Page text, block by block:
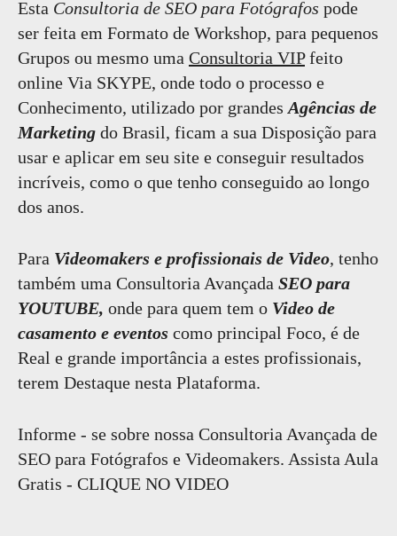
Esta Consultoria de SEO para Fotógrafos pode
ser feita em Formato de Workshop, para pequenos
Grupos ou mesmo uma Consultoria VIPfeito
online Via SKYPE, onde todo o processo e
Conhecimento, utilizado por grandes Agências de
Marketing do Brasil, ficam a sua Disposição para
usar e aplicar em seu site e conseguir resultados
incríveis, como o que tenho conseguido ao longo
dos anos.
Para Videomakers e profissionais de Video, tenho
também uma Consultoria Avançada SEO para
YOUTUBE, onde para quem tem o Video de
casamento e eventos como principal Foco, é de
Real e grande importância a estes profissionais,
terem Destaque nesta Plataforma.
Informe - se sobre nossa Consultoria Avançada de
SEO para Fotógrafos e Videomakers. Assista Aula
Gratis - CLIQUE NO VIDEO